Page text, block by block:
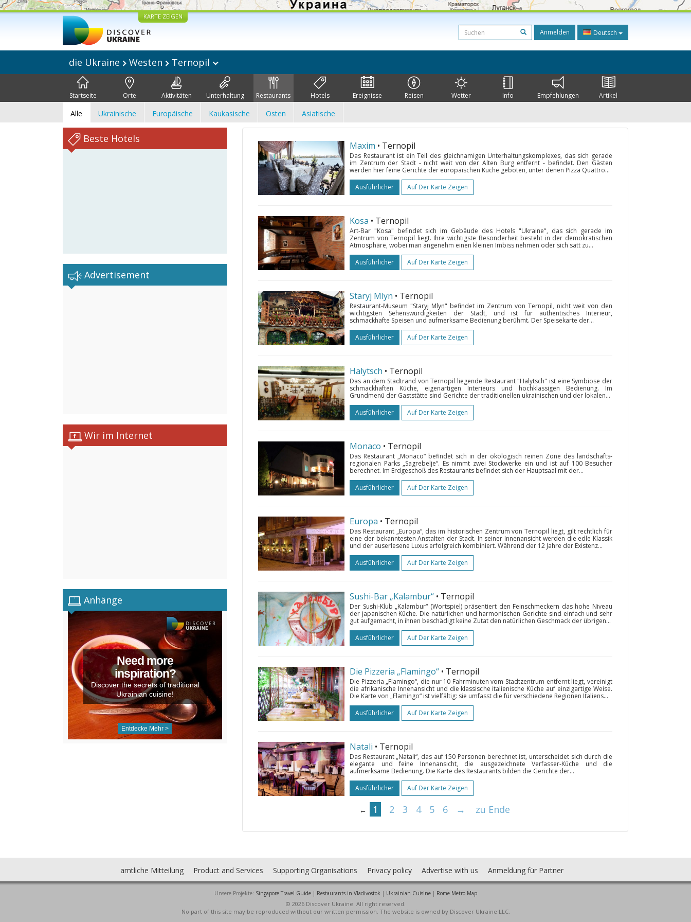
KARTE ZEIGEN
Anmelden Deutsch
die Ukraine Westen Ternopil
Startseite Orte Aktivitäten Unterhaltung Restaurants Hotels Ereignisse Reisen Wetter Info Empfehlungen Artikel
Alle Ukrainische Europäische Kaukasische Osten Asiatische
Beste Hotels
Advertisement
Wir im Internet
Anhänge
Need more
inspiration?
Discover the secrets of traditional
Ukrainian cuisine!
Entdecke Mehr >
Maxim • Ternopil
Das Restaurant ist ein Teil des gleichnamigen Unterhaltungskomplexes, das sich gerade
im Zentrum der Stadt - nicht weit von der Alten Burg entfernt - befindet. Den Gästen
werden hier feine Gerichte der europäischen Küche geboten, unter denen Pizza Quattro...
Ausführlicher
Auf Der Karte Zeigen
Kosa • Ternopil
Art-Bar "Kosa" befindet sich im Gebäude des Hotels "Ukraine", das sich gerade im
Zentrum von Ternopil liegt. Ihre wichtigste Besonderheit besteht in der demokratischen
Atmosphäre, wobei man angenehm einen kleinen Imbiss nehmen oder sich satt zu...
Ausführlicher
Auf Der Karte Zeigen
Staryj Mlyn • Ternopil
Restaurant-Museum "Staryj Mlyn" befindet im Zentrum von Ternopil, nicht weit von den
wichtigsten Sehenswürdigkeiten der Stadt, und ist für authentisches Interieur,
schmackhafte Speisen und aufmerksame Bedienung berühmt. Der Speisekarte der...
Ausführlicher
Auf Der Karte Zeigen
Halytsch • Ternopil
Das an dem Stadtrand von Ternopil liegende Restaurant "Halytsch" ist eine Symbiose der
schmackhaften Küche, eigenartigen Interieurs und hochklassigen Bedienung. Im
Grundmenü der Gaststätte sind Gerichte der traditionellen ukrainischen und der lokalen...
Ausführlicher
Auf Der Karte Zeigen
Monaco • Ternopil
Das Restaurant „Monaco“ befindet sich in der ökologisch reinen Zone des landschafts-
regionalen Parks „Sagrebelje“. Es nimmt zwei Stockwerke ein und ist auf 100 Besucher
berechnet. Im Erdgeschoß des Restaurants befindet sich der Hauptsaal mit der...
Ausführlicher
Auf Der Karte Zeigen
Europa • Ternopil
Das Restaurant „Europa“, das im historischen Zentrum von Ternopil liegt, gilt rechtlich für
eine der bekanntesten Anstalten der Stadt. In seiner Innenansicht werden die edle Klassik
und der auserlesene Luxus erfolgreich kombiniert. Während der 12 Jahre der Existenz...
Ausführlicher
Auf Der Karte Zeigen
Sushi-Bar „Kalambur“ • Ternopil
Der Sushi-Klub „Kalambur“ (Wortspiel) präsentiert den Feinschmeckern das hohe Niveau
der japanischen Küche. Die natürlichen und harmonischen Gerichte sind einfach und sehr
gut aufgemacht, in ihnen beschädigt keine Zutat den natürlichen Geschmack der übrigen...
Ausführlicher
Auf Der Karte Zeigen
Die Pizzeria „Flamingo“ • Ternopil
Die Pizzeria „Flamingo“, die nur 10 Fahrminuten vom Stadtzentrum entfernt liegt, vereinigt
die afrikanische Innenansicht und die klassische italienische Küche auf einzigartige Weise.
Die Karte von „Flamingo“ ist vielfältig: sie umfasst die für verschiedene Regionen Italiens...
Ausführlicher
Auf Der Karte Zeigen
Natali • Ternopil
Das Restaurant „Natali“, das auf 150 Personen berechnet ist, unterscheidet sich durch die
elegante und feine Innenansicht, die ausgezeichnete Verfasser-Küche und die
aufmerksame Bedienung. Die Karte des Restaurants bilden die Gerichte der...
Ausführlicher
Auf Der Karte Zeigen
← 1 2 3 4 5 6 → zu Ende
amtliche Mitteilung Product and Services Supporting Organisations Privacy policy Advertise with us Anmeldung für Partner
Unsere Projekte: Singapore Travel Guide| Restaurants in Vladivostok | Ukrainian Cuisine| Rome Metro Map
© 2026 Discover Ukraine. All right reserved.
No part of this site may be reproduced without our written permission. The website is owned by Discover Ukraine LLC.